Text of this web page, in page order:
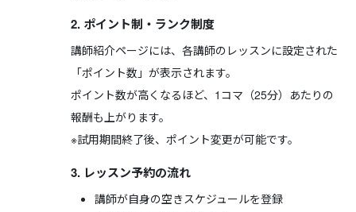
2. ポイント制・ランク制度
講師紹介ページには、各講師のレッスンに設定された
「ポイント数」が表示されます。
ポイント数が高くなるほど、1コマ（25分）あたりの
報酬も上がります。
※試用期間終了後、ポイント変更が可能です。
3. レッスン予約の流れ
講師が自身の空きスケジュールを登録